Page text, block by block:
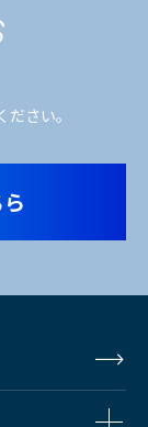
さい。